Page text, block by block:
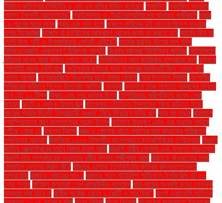
নির্বাচন কমিশনার (সিইসি) এ এম এম নাসির উদ্দিন বলেছেন প্রযুক্তি প্রযুক্তি ব্যবহার
প্রশ্ন ইসলামী আন্দোলনের" প্রাইমমুভার ও ট্রেইলরশ্রমিকদের আবারও কর্মবিরতি প্রায়
১৯ লাখের মতো মানুষ প্রায় এক মাস হলো ফজলে করিমের দুই ছেলের বিদেশ যাওয়ার
ওপর নিষেধাজ্ঞা ফাঙ্গাস বা ছত্রাকের আক্রমণ রোধের জন্য যা করতে হবে ফার্মের ডিম না
দেশি ডিম: পুষ্টি ও উপকারিতায় কোনটি এগিয়ে? ফার্মের মুরগির ডিমের দাম বৃদ্ধি
ফিজিওথেরাপি -গুরুত্বপূর্ণ চিকিৎসা পদ্ধতি ফিফার বর্ষসেরা ভিনিসিয়ুস জুনিয়র ফিলিস্তিনি
বন্দীদের মধ্যে কারা মুক্তি পেতে পারে? ফিলিস্তিনে আল জাজিরার সম্প্রচার বন্ধ ফুটবলে
গোলটাই থাকে বেশি মনে ফেইসবুকে ছড়িয়ে পড়া যশোরের ভিডিওটি ছিল ‘যেমন খুশি
তেমন সাজো’ ফেব্রুয়ারিতে বিএনপির মাঠে নামার ঘোষণা ফের উত্তাল সিরিয়া ফেলানীর
পরিবারের দায়িত্ব নিলেন উপদেষ্টা আসিফ ফেসবুক ফ্যাশনে তাক লাগাতে পুরুষদের মানতে
হবে এই ১০ টিপস ফ্রিদা এবং তার ব্যথার চিত্র ফ্লোরিডায় নারীশক্তির মধ্যে সেরা
জায়েদ ফ্ল্যাট ও ব্যাংক হিসাব জব্দ বইমেলায় তৌহিদুল ইসলামের ‘বিয়ে বাড়িতে ইয়ে’
বছরের প্রথম দিনেই ‘স্বৈরাচারী অঞ্জনা’ নিয়ে ফিরছেন মনির খান বন্ধ বহু সড়ক বরিশালে
চ্যাম্পিয়নদের বরণ জনসমুদ্রের আনন্দ উৎসব বর্তমানে বায়ুদূষণ এমন এক ভয়াবহ পর্যায়ে
পৌঁছে গেছে যে বললেন ট্রাম্প বস্ত্র ও পোশাক খাতে গ্যাসের দাম বাড়ানোর পরিকল্পনা
স্থগিতের আহ্বান বাকৃবিতে ১২০০ শিক্ষার্থীর অংশগ্রহণে ছাত্রশিবিরের গণইফতার বাঙালি
জাতির আত্মগৌরবের মহান বিজয় দিবস আজ বাঙালি নারীর পোশাক এবং ফ্যাশন সচেতনতা
বাঙালি হিন্দু সম্প্রদায়ের অন্যতম ধর্মীয় উৎসব লক্ষ্মীপূজা আজ বাচ্চাকে খাওয়ানোর সময়
মোবাইল ফোনের বিকল্প কী? বাজারে এসেছে গিগাবাইটের কৃত্রিম বুদ্ধিমত্তাযুক্ত
মাদারবোর্ড বাজারে খেজুরের দাম ১ বাজারে নতুন স্টাইলিশ স্মার্টফোন ইনফিনিক্স হট ৫০
প্রো প্লাস বাণিজ্য উপদেষ্টা শেখ বশিরউদ্দীন বলেছেন বাবা-মায়ের অনুমতি ছাড়া ফেসবুক
ব্যবহার করা যাবে না বার্ষিক সর্বোচ্চ বেতন ১ কোটি ৭ লাখ টাকা" বাংলা একাডেমি সাহিত্য